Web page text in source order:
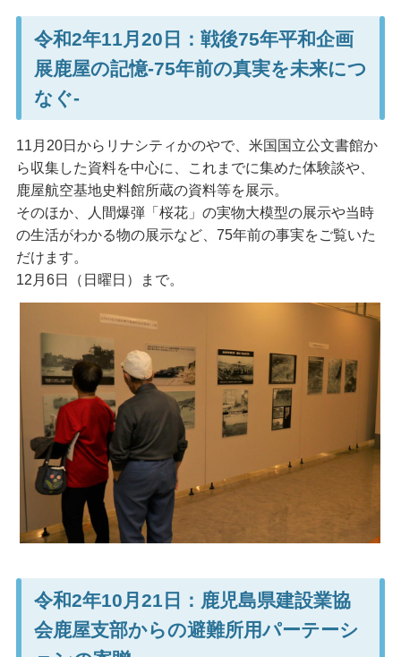
令和2年11月20日：戦後75年平和企画
展鹿屋の記憶-75年前の真実を未来につ
なぐ-
11月20日からリナシティかのやで、米国国立公文書館か
ら収集した資料を中心に、これまでに集めた体験談や、
鹿屋航空基地史料館所蔵の資料等を展示。
そのほか、人間爆弾「桜花」の実物大模型の展示や当時
の生活がわかる物の展示など、75年前の事実をご覧いた
だけます。
12月6日（日曜日）まで。
令和2年10月21日：鹿児島県建設業協
会鹿屋支部からの避難所用パーテーシ